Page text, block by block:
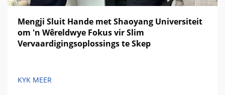
Mengji Sluit Hande met Shaoyang Universiteit
om 'n Wêreldwye Fokus vir Slim
Vervaardigingsoplossings te Skep
KYK MEER